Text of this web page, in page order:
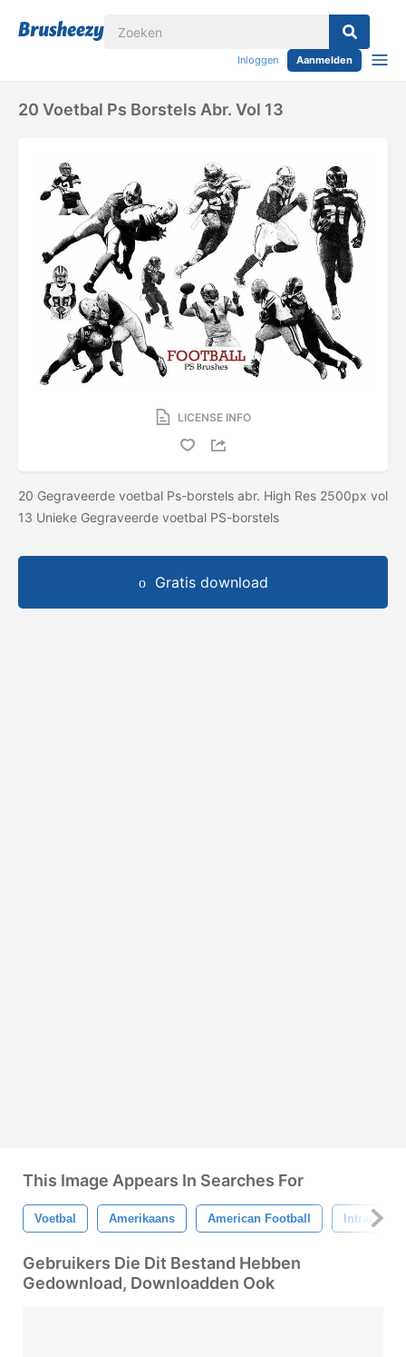
Inloggen Aanmelden
20 Voetbal Ps Borstels Abr. Vol 13
LICENSE INFO
20 Gegraveerde voetbal Ps-borstels abr. High Res 2500px vol
13 Unieke Gegraveerde voetbal PS-borstels
Gratis download
This Image Appears In Searches For
Voetbal Amerikaans American Football
Gebruikers Die Dit Bestand Hebben
Gedownload, Downloadden Ook